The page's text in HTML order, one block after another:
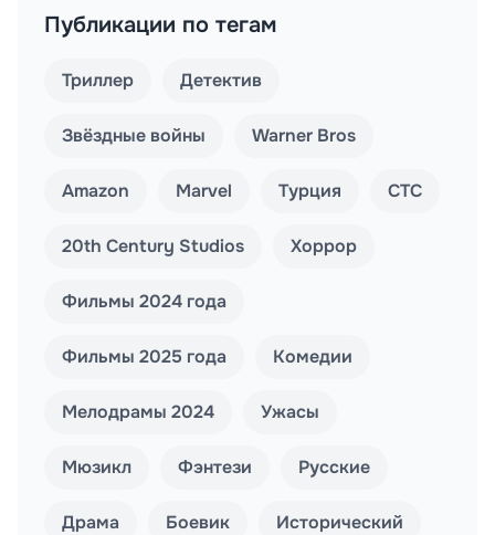
Публикации по тегам
Триллер Детектив
Звёздные войны Warner Bros
Amazon Marvel Турция СТС
20th Century Studios Хоррор
Фильмы 2024 года
Фильмы 2025 года Комедии
Мелодрамы 2024 Ужасы
Мюзикл Фэнтези Русские
Драма Боевик Исторический